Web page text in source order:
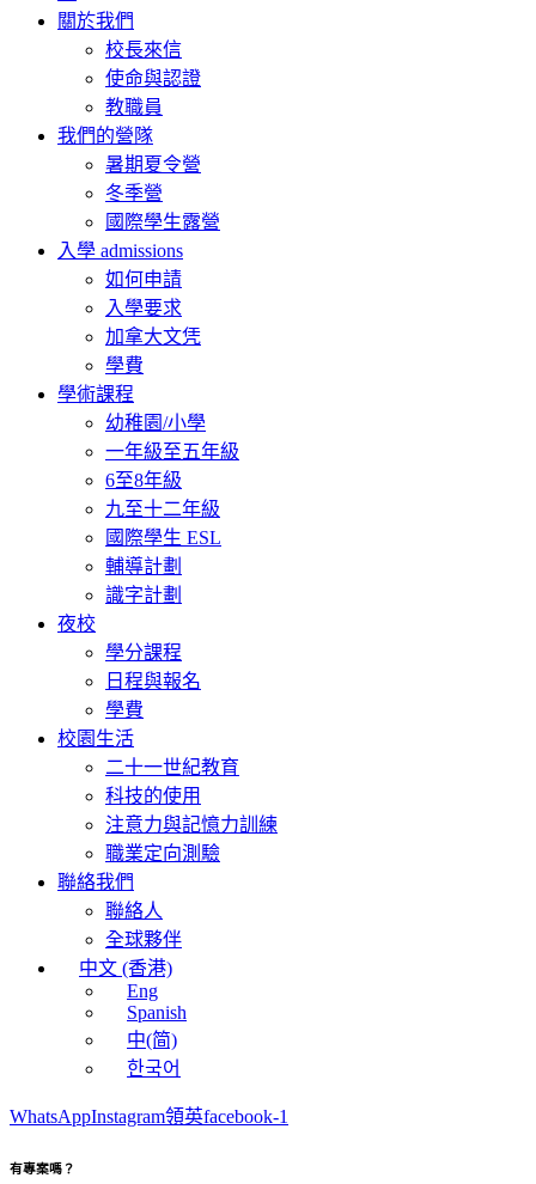
關於我們
校長來信
使命與認證
教職員
我們的營隊
暑期夏令營
冬季營
國際學生露營
入學 admissions
如何申請
入學要求
加拿大文凭
學費
學術課程
幼稚園/小學
一年級至五年級
6至8年級
九至十二年級
國際學生 ESL
輔導計劃
識字計劃
夜校
學分課程
日程與報名
學費
校園生活
二十一世紀教育
科技的使用
注意力與記憶力訓練
職業定向測驗
聯絡我們
聯絡人
全球夥伴
中文 (香港)
Eng
Spanish
中(简)
한국어
WhatsAppInstagram領英facebook-1
有專案嗎？